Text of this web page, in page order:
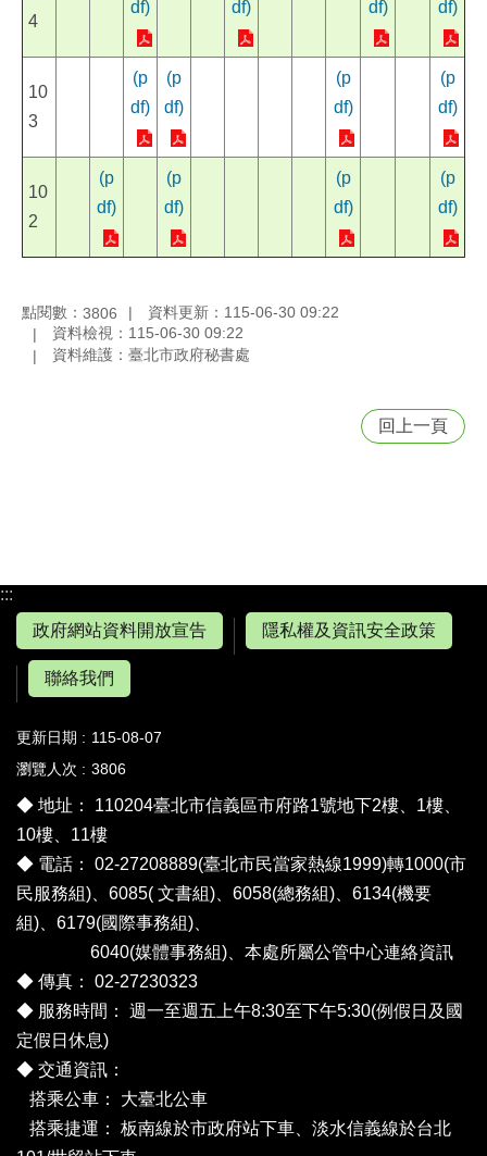
4
df)
df)
df)
df)
10
3
(p
df)
(p
df)
(p
df)
(p
df)
10
2
(p
df)
(p
df)
(p
df)
(p
df)
點閱數： 3806
資料更新：115-06-30 09:22
資料檢視：115-06-30 09:22
資料維護：臺北市政府秘書處
回上一頁
:::
政府網站資料開放宣告
隱私權及資訊安全政策
聯絡我們
更新日期
115-08-07
瀏覽人次
3806
◆ 地址： 110204臺北市信義區市府路1號地下2樓、1樓、
10樓、11樓
◆ 電話： 02-27208889(臺北市民當家熱線1999)轉1000(市
民服務組)、6085( 文書組)、6058(總務組)、6134(機要
組)、6179(國際事務組)、
6040(媒體事務組)、 本處所屬公管中心連絡資訊
◆ 傳真： 02-27230323
◆ 服務時間： 週一至週五上午8:30至下午5:30(例假日及國
定假日休息)
◆ 交通資訊：
搭乘公車： 大臺北公車
搭乘捷運： 板南線於市政府站下車、淡水信義線於台北